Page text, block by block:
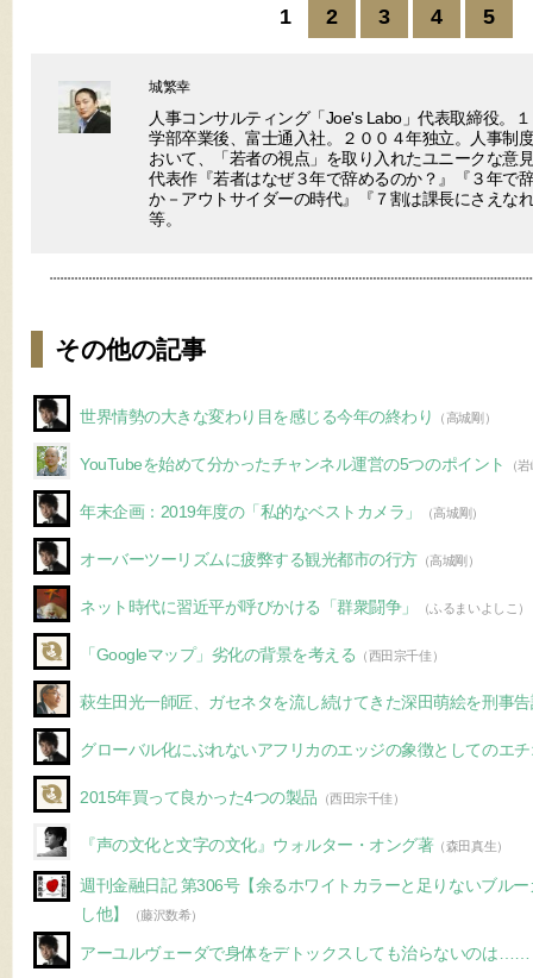
1 2 3 4 5
城繁幸
人事コンサルティング「Joe's Labo」代表取締役。
学部卒業後、富士通入社。２００４年独立。人事制
おいて、「若者の視点」を取り入れたユニークな意
代表作『若者はなぜ３年で辞めるのか？』『３年で
か－アウトサイダーの時代』『７割は課長にさえ
等。
その他の記事
世界情勢の大きな変わり目を感じる今年の終わり （高城剛）
YouTubeを始めて分かったチャンネル運営の5つのポイント （
年末企画：2019年度の「私的なベストカメラ」 （高城剛）
オーバーツーリズムに疲弊する観光都市の行方（高城剛）
ネット時代に習近平が呼びかける「群衆闘争」 （ふるまいよしこ）
「Googleマップ」劣化の背景を考える （西田宗千佳）
萩生田光一師匠、ガセネタを流し続けてきた深田萌絵を刑事
グローバル化にぶれないアフリカのエッジの象徴としてのエ
2015年買って良かった4つの製品 （西田宗千佳）
『声の文化と文字の文化』ウォルター・オング著 （森田真生）
週刊金融日記 第306号【余るホワイトカラーと足りないブル
し他】
（藤沢数希）
アーユルヴェーダで身体をデトックスしても治らないのは……